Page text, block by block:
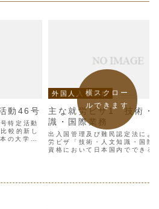
動46号
特定活動
較的新し
の大学を
外国人入管業務
主な就労ビザ1 技術・
識・国際業務
出入国管理及び難民認定法によ
労ビザ「技術・人文知識・国際
資格において日本国内でできる
横スクロー
ルできます